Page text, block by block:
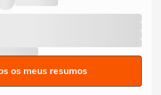
os meus resumos